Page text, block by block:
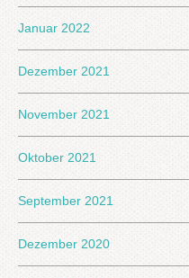
Januar 2022
Dezember 2021
November 2021
Oktober 2021
September 2021
Dezember 2020